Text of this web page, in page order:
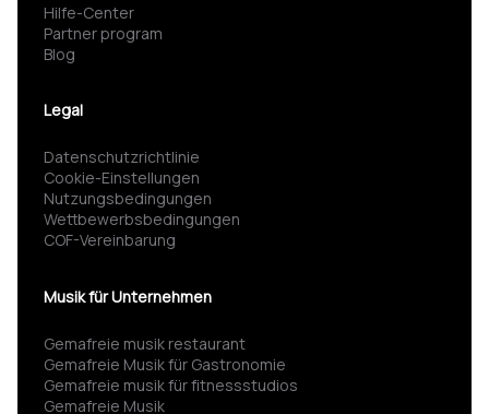
Hilfe-Center
Partner program
Blog
Legal
Datenschutzrichtlinie
Cookie-Einstellungen
Nutzungsbedingungen
Wettbewerbsbedingungen
COF-Vereinbarung
Musik für Unternehmen
Gemafreie musik restaurant
Gemafreie Musik für Gastronomie
Gemafreie musik für fitness­studios
Gemafreie Musik